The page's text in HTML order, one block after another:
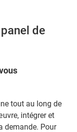
de
tout au long de
intégrer et
demande. Pour